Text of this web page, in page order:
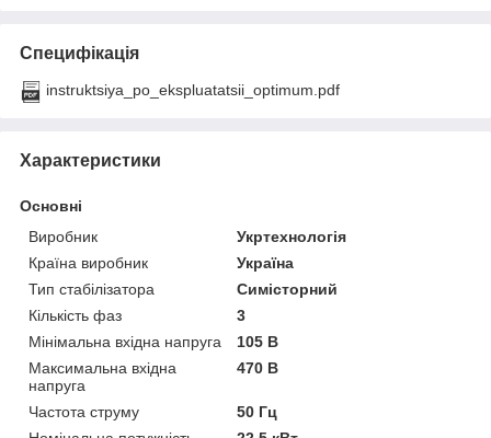
Специфікація
instruktsiya_po_ekspluatatsii_optimum.pdf
Характеристики
Основні
Виробник
Укртехнологія
Країна виробник
Україна
Тип стабілізатора
Симісторний
Кількість фаз
3
Мінімальна вхідна напруга
105 В
Максимальна вхідна
напруга
470 В
Частота струму
50 Гц